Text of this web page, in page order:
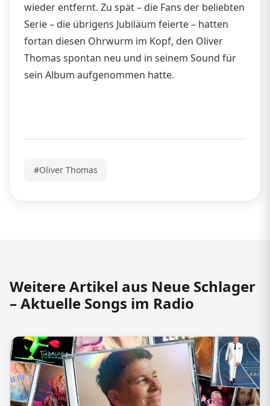
wieder entfernt. Zu spät – die Fans der beliebten
Serie – die übrigens Jubiläum feierte – hatten
fortan diesen Ohrwurm im Kopf, den Oliver
Thomas spontan neu und in seinem Sound für
sein Album aufgenommen hatte.
#Oliver Thomas
Weitere Artikel aus Neue Schlager
– Aktuelle Songs im Radio